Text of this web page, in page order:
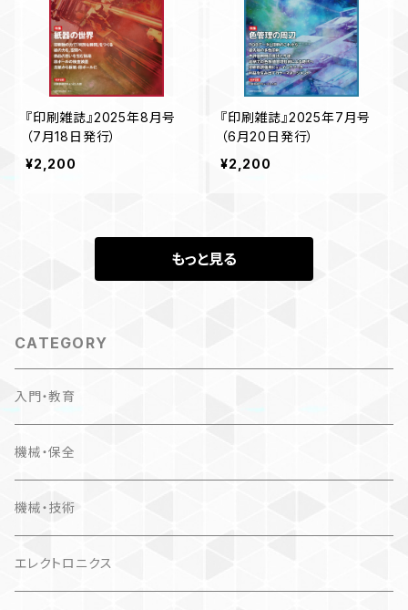
『印刷雑誌』2025年8月号
（7月18日発行）
¥2,200
『印刷雑誌』2025年7月号
（6月20日発行）
¥2,200
もっと見る
CATEGORY
入門・教育
機械・保全
機械・技術
エレクトロニクス